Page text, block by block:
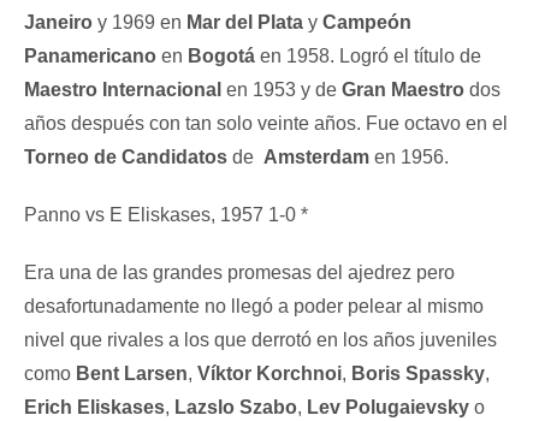
Janeiro y 1969 en Mar del Plata y Campeón
Panamericano en Bogotá en 1958. Logró el título de
Maestro Internacional en 1953 y de Gran Maestro dos
años después con tan solo veinte años. Fue octavo en el
Torneo de Candidatos de Amsterdam en 1956.
Panno vs E Eliskases, 1957 1-0 *
Era una de las grandes promesas del ajedrez pero
desafortunadamente no llegó a poder pelear al mismo
nivel que rivales a los que derrotó en los años juveniles
como Bent Larsen, Víktor Korchnoi, Boris Spassky,
Erich Eliskases, Lazslo Szabo, Lev Polugaievsky o